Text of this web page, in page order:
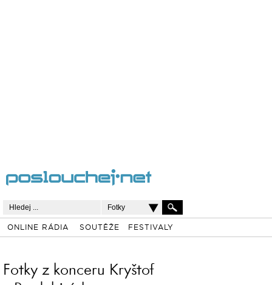
Fotky
ONLINE RÁDIA SOUTĚŽE FESTIVALY
Fotky z konceru Kryštof